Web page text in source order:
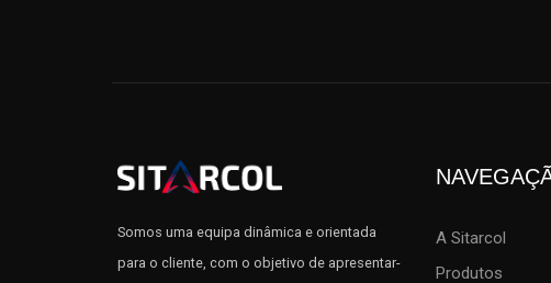
Somos uma equipa dinâmica e orientada
para o cliente, com o objetivo de apresentar-
A Sitarcol
Produtos